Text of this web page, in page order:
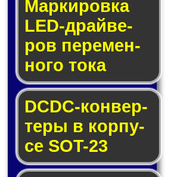
Маркировка
LED-драй­ве­
ров пе­ре­мен­
но­го то­ка
DCDC-кон­вер­
те­ры в кор­пу­
се SOT-23